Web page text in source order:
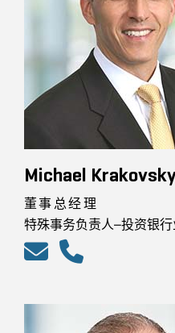
Michael
董事总经理
特殊事务负责人–投资银